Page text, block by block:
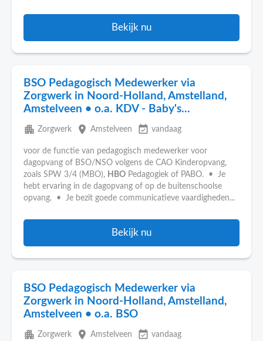
Bekijk nu
BSO Pedagogisch Medewerker via
Zorgwerk in Noord-Holland, Amstelland,
Amstelveen • o.a. KDV - Baby's...
apartment Zorgwerk place Amstelveen event_available vandaag
voor de functie van pedagogisch medewerker voor
dagopvang of BSO/NSO volgens de CAO Kinderopvang,
zoals SPW 3/4 (MBO), HBO Pedagogiek of PABO. • Je
hebt ervaring in de dagopvang of op de buitenschoolse
opvang. • Je bezit goede communicatieve vaardigheden...
Bekijk nu
BSO Pedagogisch Medewerker via
Zorgwerk in Noord-Holland, Amstelland,
Amstelveen • o.a. BSO
apartment Zorgwerk place Amstelveen event_available vandaag